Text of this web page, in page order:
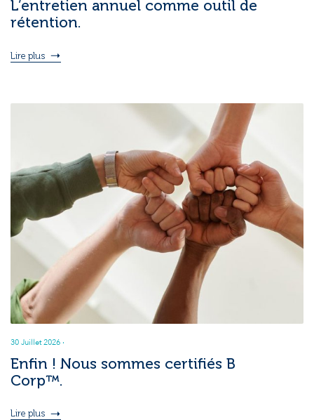
L’entretien annuel comme outil de
rétention.
Lire plus
30 Juillet 2026 ·
Enfin ! Nous sommes certifiés B
Corp™.
Lire plus